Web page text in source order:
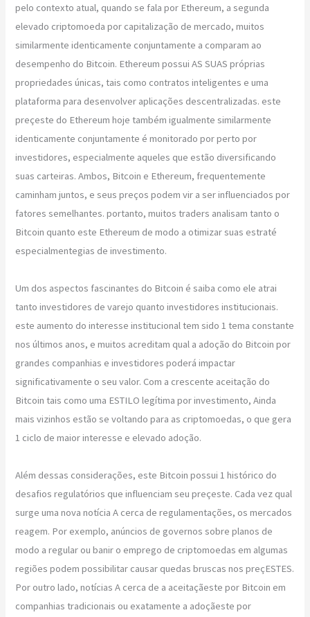
pelo contexto atual, quando se fala por Ethereum, a segunda
elevado criptomoeda por capitalização de mercado, muitos
similarmente identicamente conjuntamente a comparam ao
desempenho do Bitcoin. Ethereum possui AS SUAS próprias
propriedades únicas, tais como contratos inteligentes e uma
plataforma para desenvolver aplicações descentralizadas. este
preçeste do Ethereum hoje também igualmente similarmente
identicamente conjuntamente é monitorado por perto por
investidores, especialmente aqueles que estão diversificando
suas carteiras. Ambos, Bitcoin e Ethereum, frequentemente
caminham juntos, e seus preços podem vir a ser influenciados por
fatores semelhantes. portanto, muitos traders analisam tanto o
Bitcoin quanto este Ethereum de modo a otimizar suas estraté
especialmentegias de investimento.
Um dos aspectos fascinantes do Bitcoin é saiba como ele atrai
tanto investidores de varejo quanto investidores institucionais.
este aumento do interesse institucional tem sido 1 tema constante
nos últimos anos, e muitos acreditam qual a adoção do Bitcoin por
grandes companhias e investidores poderá impactar
significativamente o seu valor. Com a crescente aceitação do
Bitcoin tais como uma ESTILO legítima por investimento, Ainda
mais vizinhos estão se voltando para as criptomoedas, o que gera
1 ciclo de maior interesse e elevado adoção.
Além dessas considerações, este Bitcoin possui 1 histórico do
desafios regulatórios que influenciam seu preçeste. Cada vez qual
surge uma nova notícia A cerca de regulamentações, os mercados
reagem. Por exemplo, anúncios de governos sobre planos de
modo a regular ou banir o emprego de criptomoedas em algumas
regiões podem possibilitar causar quedas bruscas nos preçESTES.
Por outro lado, notícias A cerca de a aceitaçãeste por Bitcoin em
companhias tradicionais ou exatamente a adoçãeste por